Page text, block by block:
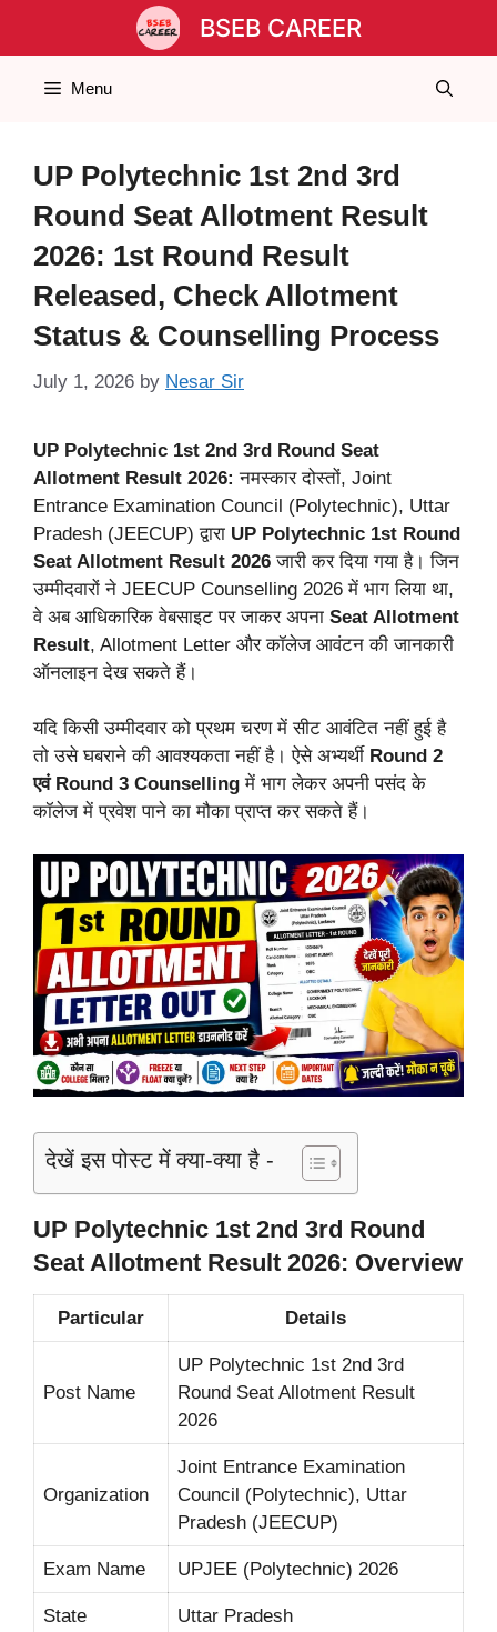
BSEB CAREER
Menu
UP Polytechnic 1st 2nd 3rd
Round Seat Allotment Result
2026: 1st Round Result
Released, Check Allotment
Status & Counselling Process
July 1, 2026 by Nesar Sir
UP Polytechnic 1st 2nd 3rd Round Seat
Allotment Result 2026: नमस्कार दोस्तों, Joint
Entrance Examination Council (Polytechnic), Uttar
Pradesh (JEECUP) द्वारा UP Polytechnic 1st Round
Seat Allotment Result 2026 जारी कर दिया गया है। जिन
उम्मीदवारों ने JEECUP Counselling 2026 में भाग लिया था,
वे अब आधिकारिक वेबसाइट पर जाकर अपना Seat Allotment
Result, Allotment Letter और कॉलेज आवंटन की जानकारी
ऑनलाइन देख सकते हैं।
यदि किसी उम्मीदवार को प्रथम चरण में सीट आवंटित नहीं हुई है
तो उसे घबराने की आवश्यकता नहीं है। ऐसे अभ्यर्थी Round 2
एवं Round 3 Counselling में भाग लेकर अपनी पसंद के
कॉलेज में प्रवेश पाने का मौका प्राप्त कर सकते हैं।
देखें इस पोस्ट में क्या-क्या है -
UP Polytechnic 1st 2nd 3rd Round
Seat Allotment Result 2026: Overview
Particular Details
Post Name
UP Polytechnic 1st 2nd 3rd
Round Seat Allotment Result
2026
Organization
Joint Entrance Examination
Council (Polytechnic), Uttar
Pradesh (JEECUP)
Exam Name UPJEE (Polytechnic) 2026
State Uttar Pradesh